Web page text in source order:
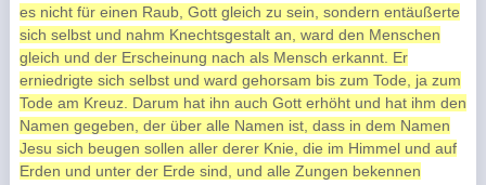
es nicht für einen Raub, Gott gleich zu sein, sondern entäußerte
sich selbst und nahm Knechtsgestalt an, ward den Menschen
gleich und der Erscheinung nach als Mensch erkannt. Er
erniedrigte sich selbst und ward gehorsam bis zum Tode, ja zum
Tode am Kreuz. Darum hat ihn auch Gott erhöht und hat ihm den
Namen gegeben, der über alle Namen ist, dass in dem Namen
Jesu sich beugen sollen aller derer Knie, die im Himmel und auf
Erden und unter der Erde sind, und alle Zungen bekennen